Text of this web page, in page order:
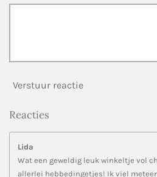
Verstuur reactie
Reacties
Lida
Wat een geweldig leuk winkeltje vol
allerlei hebbedingetjes! Ik viel